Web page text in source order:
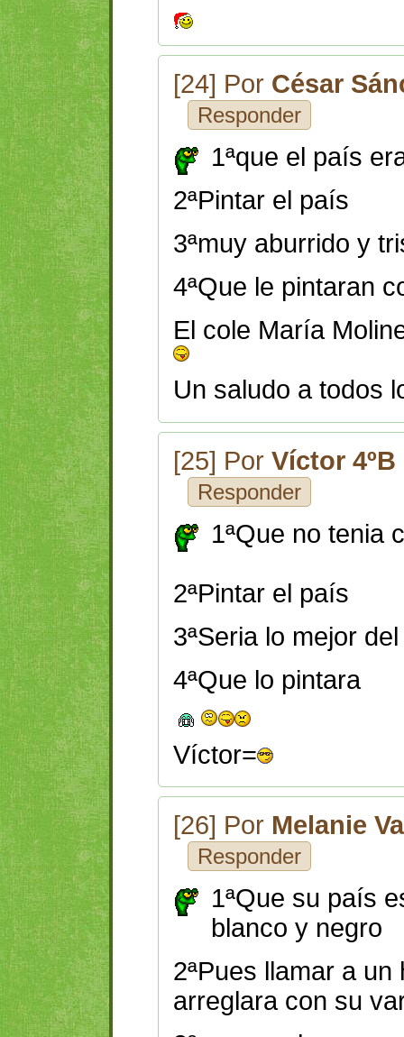
[24] Por César
Responder
1ªque el país
2ªPintar el país
3ªmuy aburrido y
4ªQue le pintaran
El cole María
Un saludo a todos
[25] Por Víctor 4ºB
Responder
1ªQue no tenia
2ªPintar el país
3ªSeria lo mejor
4ªQue lo pintara
Víctor=
[26] Por Melanie
Responder
1ªQue su país
blanco y negro
2ªPues llamar a
arreglara con su